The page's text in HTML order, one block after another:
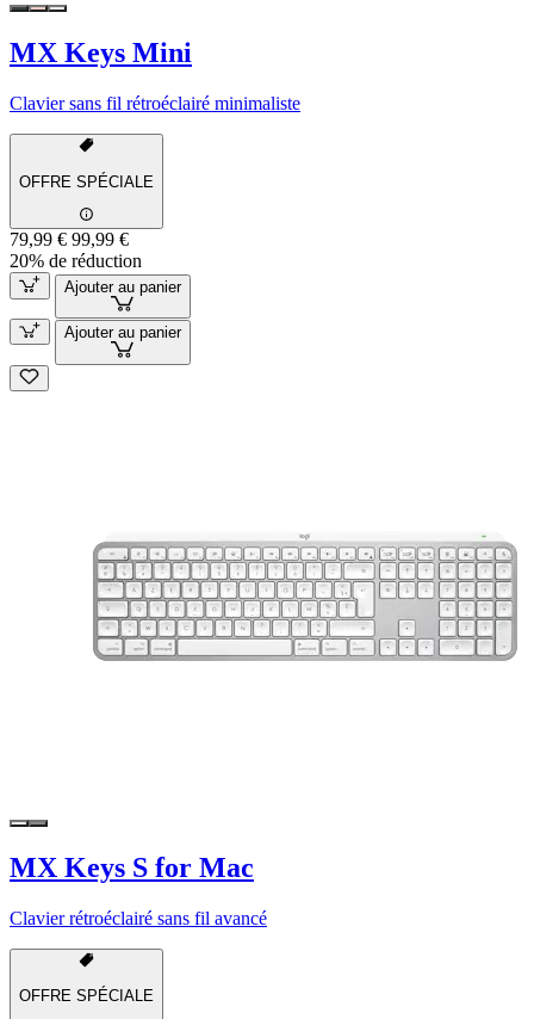
MX Keys Mini
Clavier sans fil rétroéclairé minimaliste
OFFRE SPÉCIALE
79,99 € 99,99 €
20% de réduction
Ajouter au panier
Ajouter au panier
MX Keys S for Mac
Clavier rétroéclairé sans fil avancé
OFFRE SPÉCIALE